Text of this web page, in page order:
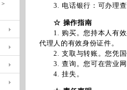
3. 电话银行：可办理查
☆ 操作指南
1. 购买。您持本人有效
代理人的有效身份证件。
2. 支取与转账。您凭国
3. 查询。您可在营业网
4. 挂失。